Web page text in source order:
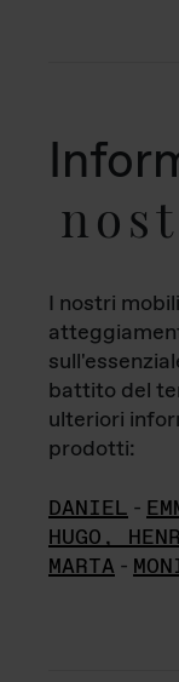
I nostri
battito del
ulteriori
prodotti:
DANIEL -
HUGO,
MARTA -